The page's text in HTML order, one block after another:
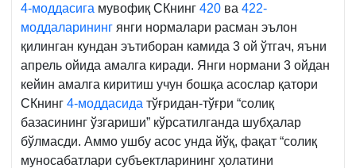
4-моддасига мувофиқ СКнинг 420 ва 422-
моддаларининг янги нормалари расман эълон
қилинган кундан эътиборан камида 3 ой ўтгач, яъни
апрель ойида амалга киради. Янги нормани 3 ойдан
кейин амалга киритиш учун бошқа асослар қатори
СКнинг 4-моддасида тўғридан-тўғри “солиқ
базасининг ўзгариши” кўрсатилганда шубҳалар
бўлмасди. Аммо ушбу асос унда йўқ, фақат “солиқ
муносабатлари субъектларининг ҳолатини